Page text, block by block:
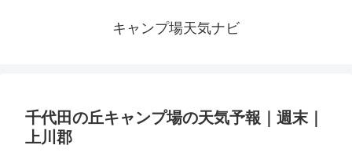
キャンプ場天気ナビ
千代田の丘キャンプ場の天気予報｜週末｜
上川郡